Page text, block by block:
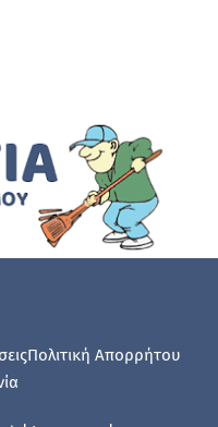
Πολιτική Απορρήτου